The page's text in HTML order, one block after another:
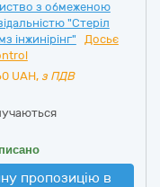
з обмеженою
"Стеріл
інжинірінг"
Досьє
UAH, з ПДВ
пропозицію в